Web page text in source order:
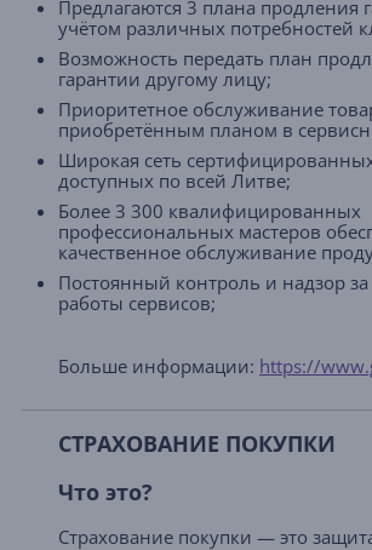
Предлагаются 3 плана продления
учётом различных потребностей
Возможность передать план
гарантии другому лицу;
Приоритетное обслуживание
приобретённым планом в
Широкая сеть
доступных по всей Литве;
Более 3 300 квалифицированных
профессиональных мастеров
качественное обслуживание
Постоянный контроль и надзор за
работы сервисов;
Больше информации: https://
СТРАХОВАНИЕ ПОКУПКИ
Что это?
Страхование покупки — это